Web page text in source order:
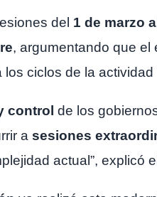
del 1 de marzo
, argumentando que el
los ciclos de la
control de los
a sesiones
actual”, explicó